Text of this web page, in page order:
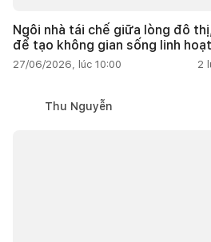
Ngôi nhà tái chế giữa lòng đô
để tạo không gian sống linh hoạt
27/06/2026, lúc 10:00 2
Thu Nguyễn